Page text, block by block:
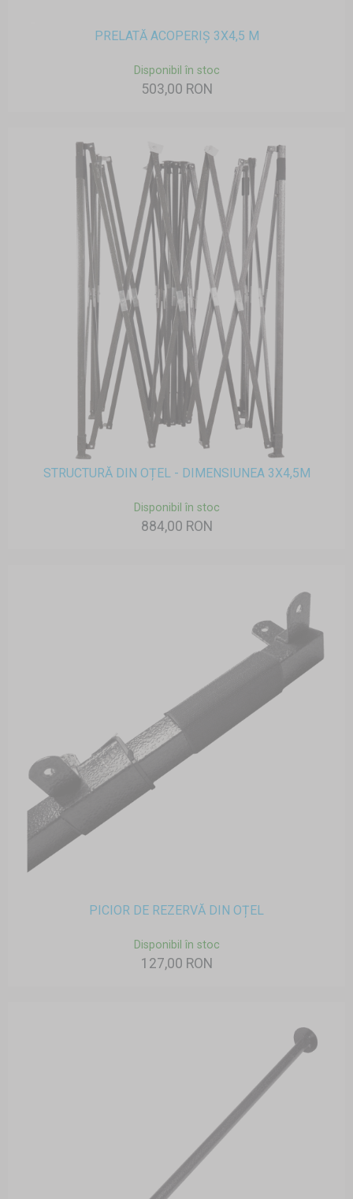
PRELATĂ ACOPERIȘ 3X4,5 M
Disponibil în stoc
503,00 RON
STRUCTURĂ DIN OȚEL - DIMENSIUNEA 3X4,5M
Disponibil în stoc
884,00 RON
PICIOR DE REZERVĂ DIN OȚEL
Disponibil în stoc
127,00 RON